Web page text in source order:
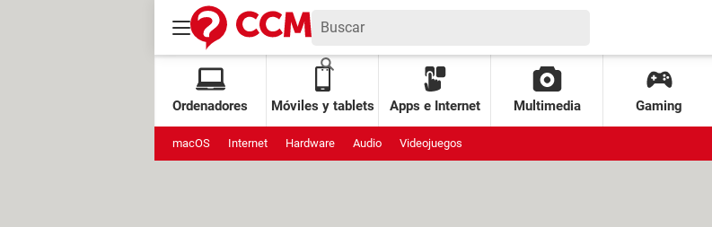
Ordenadores Móviles y tablets Apps e Internet Multimedia Gaming
macOS Internet Hardware Audio Videojuegos